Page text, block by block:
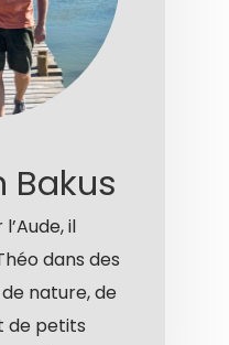
Bakus
il
dans des
nature, de
de petits